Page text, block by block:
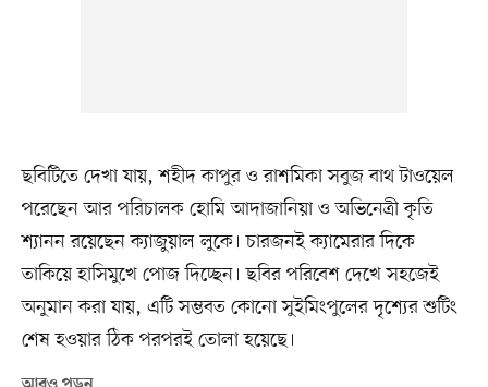
ছবিটিতে দেখা যায়, শহীদ কাপুর ও রাশমিকা সবুজ বাথ টাওয়েল
পরেছেন আর পরিচালক হোমি আদাজানিয়া ও অভিনেত্রী কৃতি
শ্যানন রয়েছেন ক্যাজুয়াল লুকে। চারজনই ক্যামেরার দিকে
তাকিয়ে হাসিমুখে পোজ দিচ্ছেন। ছবির পরিবেশ দেখে সহজেই
অনুমান করা যায়, এটি সম্ভবত কোনো সুইমিংপুলের দৃশ্যের শুটিং
শেষ হওয়ার ঠিক পরপরই তোলা হয়েছে।